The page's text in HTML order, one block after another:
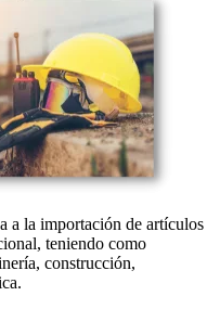
a la importación de artículos
teniendo como
construcción,